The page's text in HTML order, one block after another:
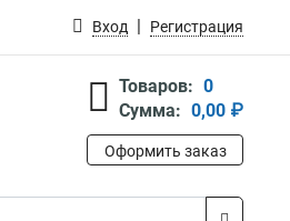
Вход Регистрация
Товаров: 0
Сумма: 0,00 ₽
Оформить заказ